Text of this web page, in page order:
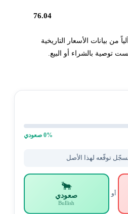
76.04
بيانات الأسعار التاريخية
توصية بالشراء أو البيع.
0% صعودي
توقّعه لهذا الأصل
أو
🐂
صعودي
Bullish